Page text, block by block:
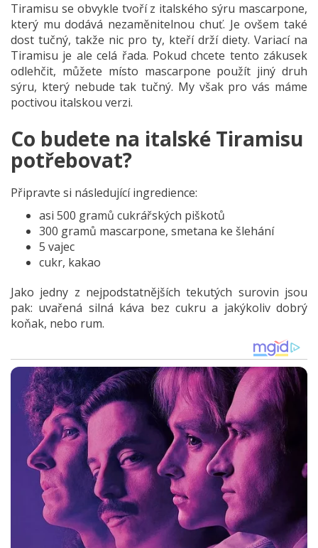
Tiramisu se obvykle tvoří z italského sýru mascarpone,
který mu dodává nezaměnitelnou chuť. Je ovšem také
dost tučný, takže nic pro ty, kteří drží diety. Variací na
Tiramisu je ale celá řada. Pokud chcete tento zákusek
odlehčit, můžete místo mascarpone použít jiný druh
sýru, který nebude tak tučný. My však pro vás máme
poctivou italskou verzi.
Co budete na italské Tiramisu
potřebovat?
Připravte si následující ingredience:
asi 500 gramů cukrářských piškotů
300 gramů mascarpone, smetana ke šlehání
5 vajec
cukr, kakao
Jako jedny z nejpodstatnějších tekutých surovin jsou
pak: uvařená silná káva bez cukru a jakýkoliv dobrý
koňak, nebo rum.